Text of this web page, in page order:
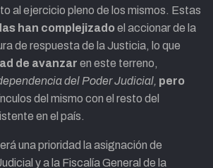
al ejercicio pleno de los mismos. Estas
han complejizadoel accionar de la
de respuesta de la Justicia, lo que
de avanzar en este terreno,
del Poder Judicial, pero
del mismo con el resto del
en el país.
una prioridad la asignación de
y a la Fiscalía General de la